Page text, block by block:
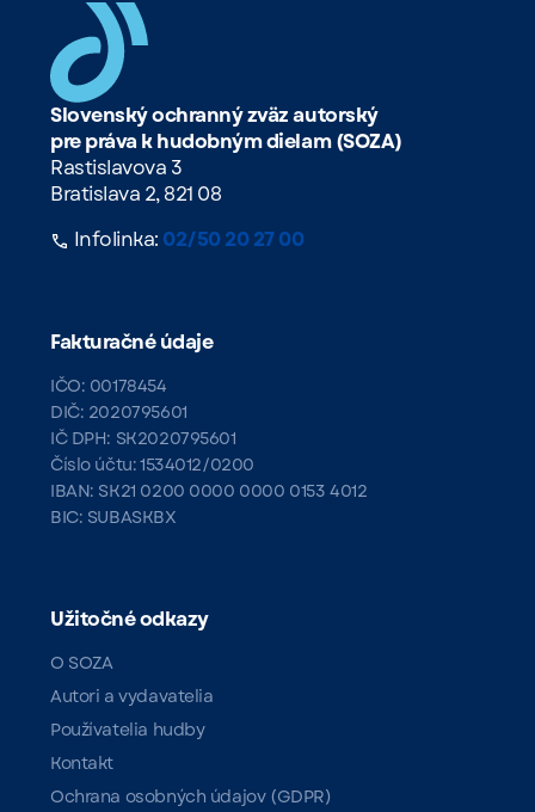
Slovenský ochranný zväz autorský
pre práva k hudobným dielam (SOZA)
Rastislavova 3
Bratislava 2, 821 08
Infolinka: 02/50 20 27 00
Fakturačné údaje
IČO: 00178454
DIČ: 2020795601
IČ DPH: SK2020795601
Číslo účtu: 1534012/0200
IBAN: SK21 0200 0000 0000 0153 4012
BIC: SUBASKBX
Užitočné odkazy
O SOZA
Autori a vydavatelia
Používatelia hudby
Kontakt
Ochrana osobných údajov (GDPR)